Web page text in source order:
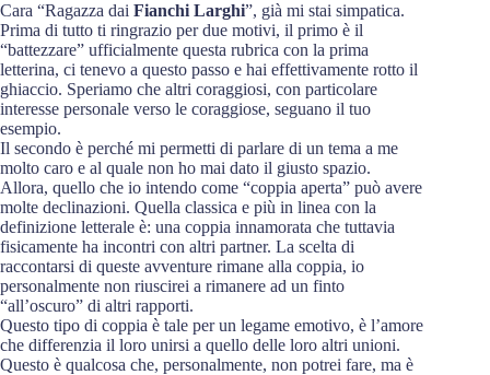
Cara “Ragazza dai Fianchi Larghi”, già mi stai simpatica.
Prima di tutto ti ringrazio per due motivi, il primo è il
“battezzare” ufficialmente questa rubrica con la prima
letterina, ci tenevo a questo passo e hai effettivamente rotto il
ghiaccio. Speriamo che altri coraggiosi, con particolare
interesse personale verso le coraggiose, seguano il tuo
esempio.
Il secondo è perché mi permetti di parlare di un tema a me
molto caro e al quale non ho mai dato il giusto spazio.
Allora, quello che io intendo come “coppia aperta” può avere
molte declinazioni. Quella classica e più in linea con la
definizione letterale è: una coppia innamorata che tuttavia
fisicamente ha incontri con altri partner. La scelta di
raccontarsi di queste avventure rimane alla coppia, io
personalmente non riuscirei a rimanere ad un finto
“all’oscuro” di altri rapporti.
Questo tipo di coppia è tale per un legame emotivo, è l’amore
che differenzia il loro unirsi a quello delle loro altri unioni.
Questo è qualcosa che, personalmente, non potrei fare, ma è